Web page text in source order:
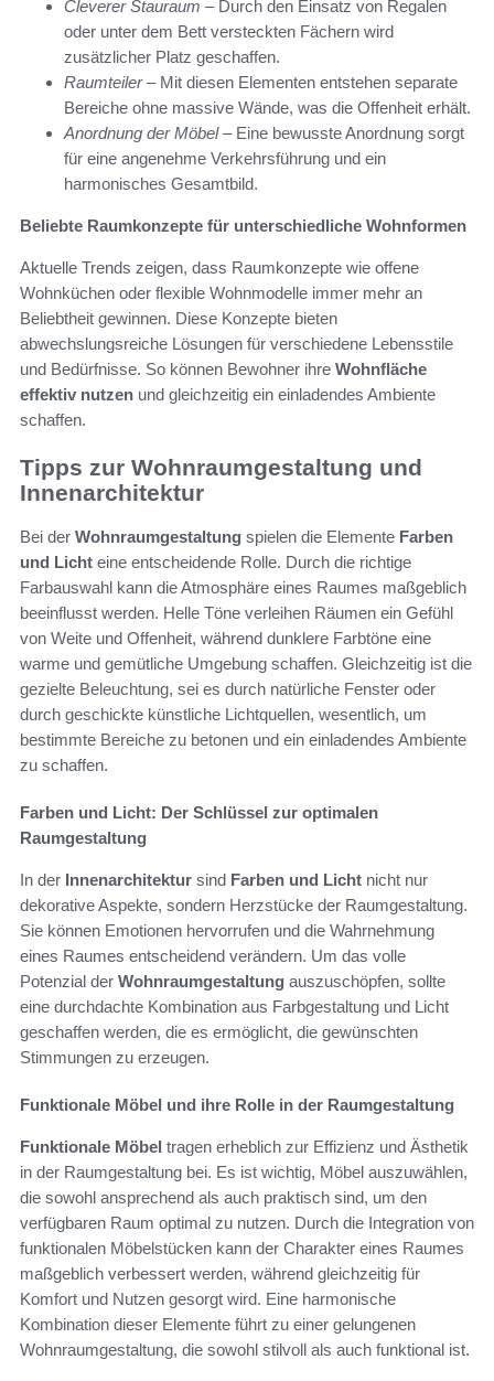
Cleverer Stauraum – Durch den Einsatz von Regalen
oder unter dem Bett versteckten Fächern wird
zusätzlicher Platz geschaffen.
Raumteiler– Mit diesen Elementen entstehen separate
Bereiche ohne massive Wände, was die Offenheit erhält.
Anordnung der Möbel– Eine bewusste Anordnung sorgt
für eine angenehme Verkehrsführung und ein
harmonisches Gesamtbild.
Beliebte Raumkonzepte für unterschiedliche Wohnformen
Aktuelle Trends zeigen, dass Raumkonzepte wie offene
Wohnküchen oder flexible Wohnmodelle immer mehr an
Beliebtheit gewinnen. Diese Konzepte bieten
abwechslungsreiche Lösungen für verschiedene Lebensstile
und Bedürfnisse. So können Bewohner ihre Wohnfläche
effektiv nutzen und gleichzeitig ein einladendes Ambiente
schaffen.
Tipps zur Wohnraumgestaltung und
Innenarchitektur
Bei der Wohnraumgestaltung spielen die Elemente Farben
und Licht eine entscheidende Rolle. Durch die richtige
Farbauswahl kann die Atmosphäre eines Raumes maßgeblich
beeinflusst werden. Helle Töne verleihen Räumen ein Gefühl
von Weite und Offenheit, während dunklere Farbtöne eine
warme und gemütliche Umgebung schaffen. Gleichzeitig ist die
gezielte Beleuchtung, sei es durch natürliche Fenster oder
durch geschickte künstliche Lichtquellen, wesentlich, um
bestimmte Bereiche zu betonen und ein einladendes Ambiente
zu schaffen.
Farben und Licht: Der Schlüssel zur optimalen
Raumgestaltung
In der Innenarchitektur sind Farben und Licht nicht nur
dekorative Aspekte, sondern Herzstücke der Raumgestaltung.
Sie können Emotionen hervorrufen und die Wahrnehmung
eines Raumes entscheidend verändern. Um das volle
Potenzial der Wohnraumgestaltung auszuschöpfen, sollte
eine durchdachte Kombination aus Farbgestaltung und Licht
geschaffen werden, die es ermöglicht, die gewünschten
Stimmungen zu erzeugen.
Funktionale Möbel und ihre Rolle in der Raumgestaltung
Funktionale Möbel tragen erheblich zur Effizienz und Ästhetik
in der Raumgestaltung bei. Es ist wichtig, Möbel auszuwählen,
die sowohl ansprechend als auch praktisch sind, um den
verfügbaren Raum optimal zu nutzen. Durch die Integration von
funktionalen Möbelstücken kann der Charakter eines Raumes
maßgeblich verbessert werden, während gleichzeitig für
Komfort und Nutzen gesorgt wird. Eine harmonische
Kombination dieser Elemente führt zu einer gelungenen
Wohnraumgestaltung, die sowohl stilvoll als auch funktional ist.